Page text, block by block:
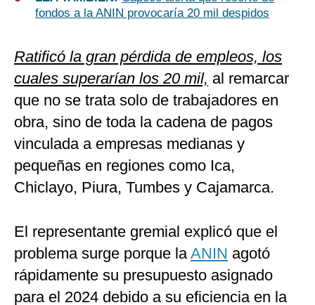
fondos a la ANIN provocaría 20 mil despidos
Ratificó la gran pérdida de empleos, los
cuales superarían los 20 mil, al remarcar
que no se trata solo de trabajadores en
obra, sino de toda la cadena de pagos
vinculada a empresas medianas y
pequeñas en regiones como Ica,
Chiclayo, Piura, Tumbes y Cajamarca.
El representante gremial explicó que el
problema surge porque laANIN agotó
rápidamente su presupuesto asignado
para el 2024 debido a su eficiencia en la